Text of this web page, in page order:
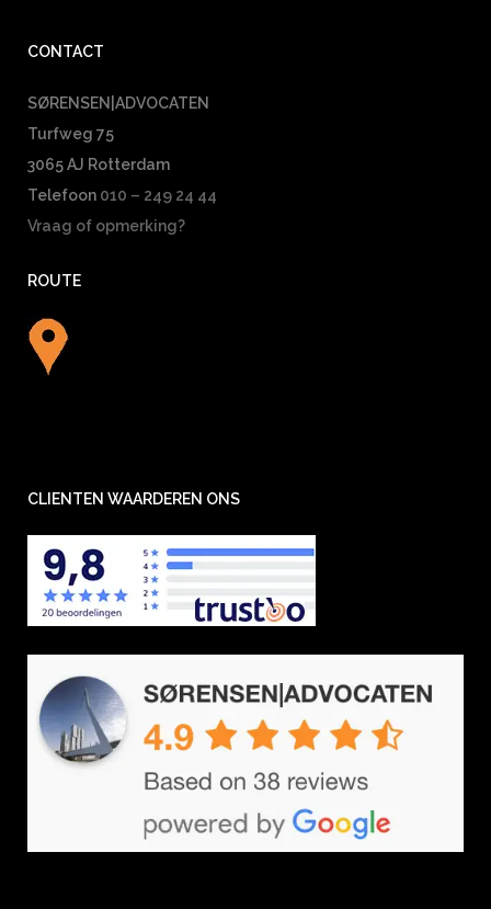
CONTACT
SØRENSEN|ADVOCATEN
Turfweg 75
3065 AJ Rotterdam
Telefoon 010 – 249 24 44
Vraag of opmerking?
ROUTE
CLIENTEN WAARDEREN ONS